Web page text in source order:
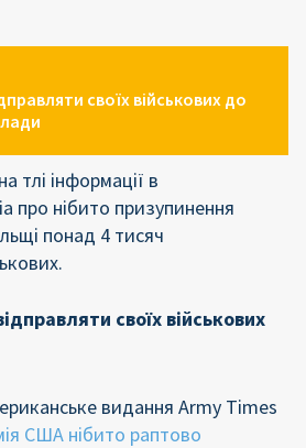
своїх військових до
тлі інформації в
про нібито призупинення
понад 4 тисяч
своїх військових
видання Army Times
США нібито раптово